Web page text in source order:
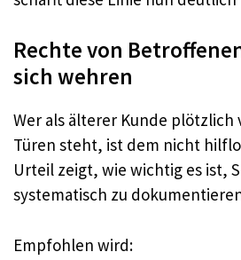
Rechte von
sich wehren
Wer als älterer Kunde plötzlich
Türen steht, ist dem nicht
Urteil zeigt, wie wichtig es ist,
systematisch zu
Empfohlen wird: